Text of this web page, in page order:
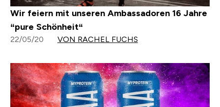
Wir feiern mit unseren Ambassadoren 16 Jahre
“pure Schönheit“
22/05/20 VON RACHEL FUCHS